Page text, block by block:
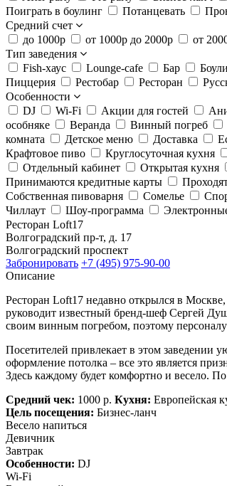
Поиграть в боулинг
Потанцевать
Средний счет
до 1000р
от 1000р до 2000р от
Тип заведения
Fish-хаус
Lounge-cafe Бар
Пиццерия
Рестобар Ресторан
Особенности
DJ
Wi-Fi Акции для гостей
особняке
Веранда Винный погреб
комната
Детское меню Доставка
Крафтовое пиво
Круглосуточная кухня
Отдельный кабинет
Открытая кухня
Принимаются кредитные карты
Собственная пивоварня
Сомелье
Чиллаут
Шоу-программа
Ресторан Loft17
Волгоградский пр-т, д. 17
Волгоградский проспект
Забронировать +7 (495) 975-90-00
Описание
Ресторан Loft17 недавно открылся в
руководит известный бренд-шеф Сергей
своим винным погребом, поэтому
Посетителей привлекает в этом заведении
оформление потолка – все это является
Здесь каждому будет комфортно и весело.
Средний чек: 1000 р. Кухня: Европейская
Цель посещения: Бизнес-ланч
Весело напиться
Девичник
Завтрак
Особенности: DJ
Wi-Fi